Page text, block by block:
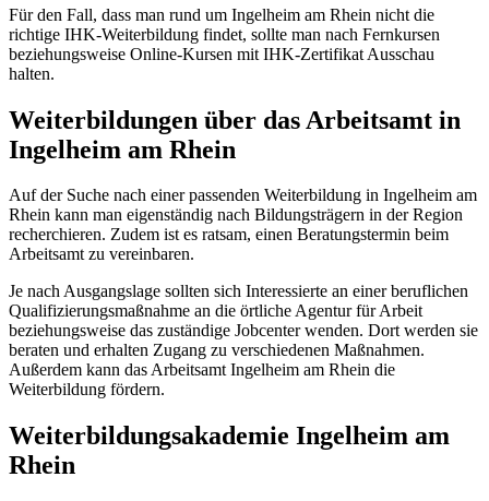
Für den Fall, dass man rund um Ingelheim am Rhein nicht die
richtige IHK-Weiterbildung findet, sollte man nach Fernkursen
beziehungsweise Online-Kursen mit IHK-Zertifikat Ausschau
halten.
Weiterbildungen über das Arbeitsamt in
Ingelheim am Rhein
Auf der Suche nach einer passenden Weiterbildung in Ingelheim am
Rhein kann man eigenständig nach Bildungsträgern in der Region
recherchieren. Zudem ist es ratsam, einen Beratungstermin beim
Arbeitsamt zu vereinbaren.
Je nach Ausgangslage sollten sich Interessierte an einer beruflichen
Qualifizierungsmaßnahme an die örtliche Agentur für Arbeit
beziehungsweise das zuständige Jobcenter wenden. Dort werden sie
beraten und erhalten Zugang zu verschiedenen Maßnahmen.
Außerdem kann das Arbeitsamt Ingelheim am Rhein die
Weiterbildung fördern.
Weiterbildungsakademie Ingelheim am
Rhein